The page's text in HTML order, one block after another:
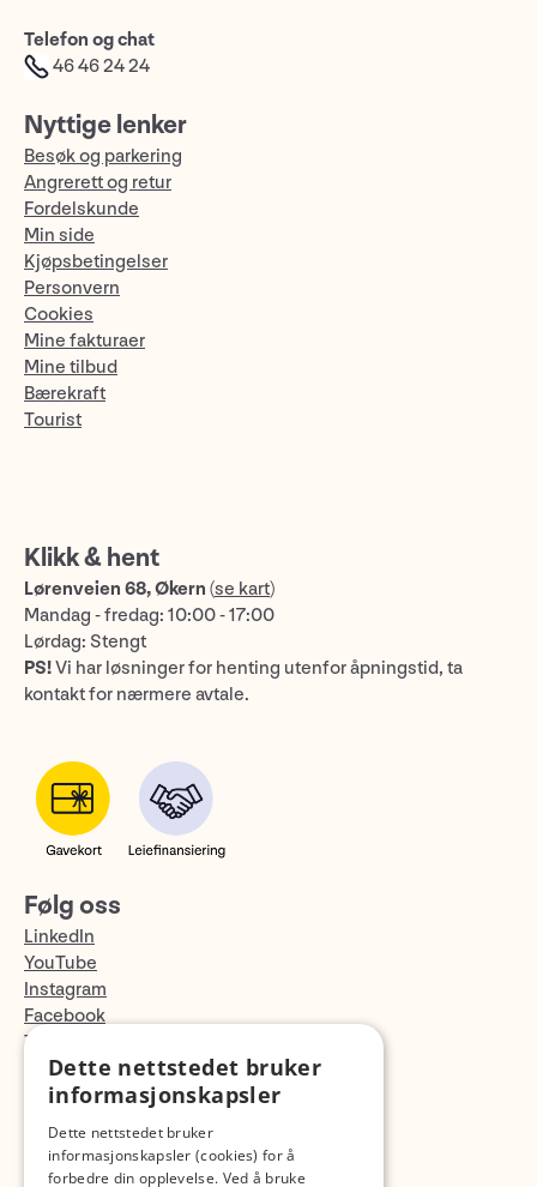
Telefon og chat
46 46 24 24
Nyttige lenker
Besøk og parkering
Angrerett og retur
Fordelskunde
Min side
Kjøpsbetingelser
Personvern
Cookies
Mine fakturaer
Mine tilbud
Bærekraft
Tourist
Klikk & hent
Lørenveien 68, Økern (se kart)
Mandag - fredag: 10:00 - 17:00
Lørdag: Stengt
PS!Vi har løsninger for henting utenfor åpningstid, ta
kontakt for nærmere avtale.
Følg oss
LinkedIn
YouTube
Instagram
Facebook
TikTok
Fotopodden
Dette nettstedet bruker
informasjonskapsler
Dette nettstedet bruker
informasjonskapsler (cookies) for å
forbedre din opplevelse. Ved å bruke